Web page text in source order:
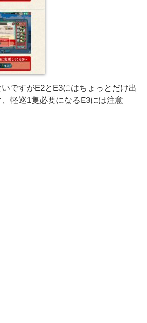
ですがE2とE3にはちょっとだけ出
軽巡1隻必要になるE3には注意